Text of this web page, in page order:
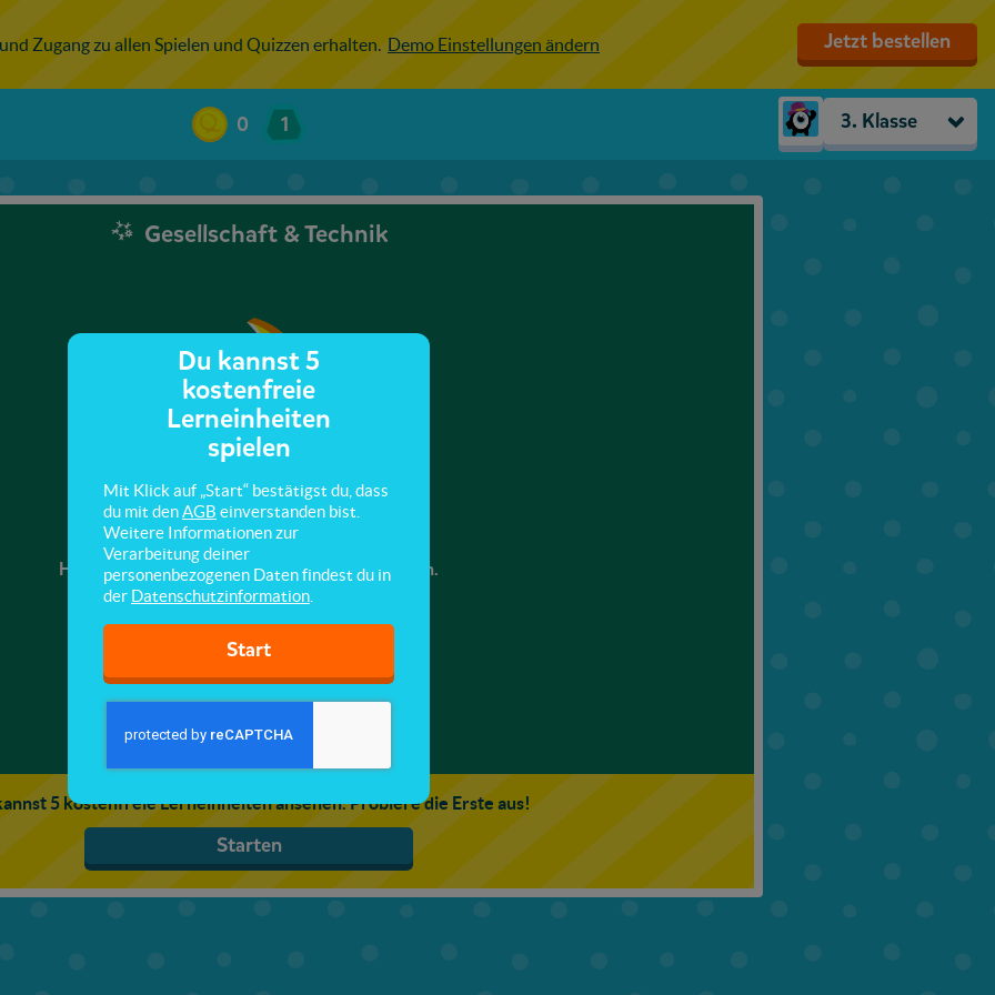
Zugang zu allen Spielen und Quizzen erhalten. Demo Einstellungen ändern Jetzt bestellen
0 1 3. Klasse
Gesellschaft & Technik
Griechische Götter
Hier lernst du einige griechische Götter kennen.
5 kostenfreie Lerneinheiten ansehen. Probiere die Erste aus!
Starten
Du kannst 5
kostenfreie
Lerneinheiten
spielen
Mit Klick auf „Start“ bestätigst du, dass
du mit denAGB einverstanden bist.
Weitere Informationen zur
Verarbeitung deiner
personenbezogenen Daten findest du in
der Datenschutzinformation
Start